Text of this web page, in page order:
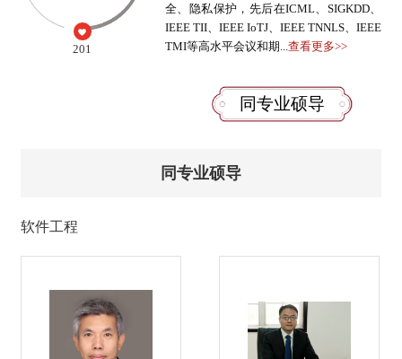
201
全、隐私保护，先后在ICML、SIGKDD、
IEEE TII、IEEE IoTJ、IEEE TNNLS、IEEE
TMI等高水平会议和期... 查看更多>>
同专业硕导
同专业硕导
软件工程